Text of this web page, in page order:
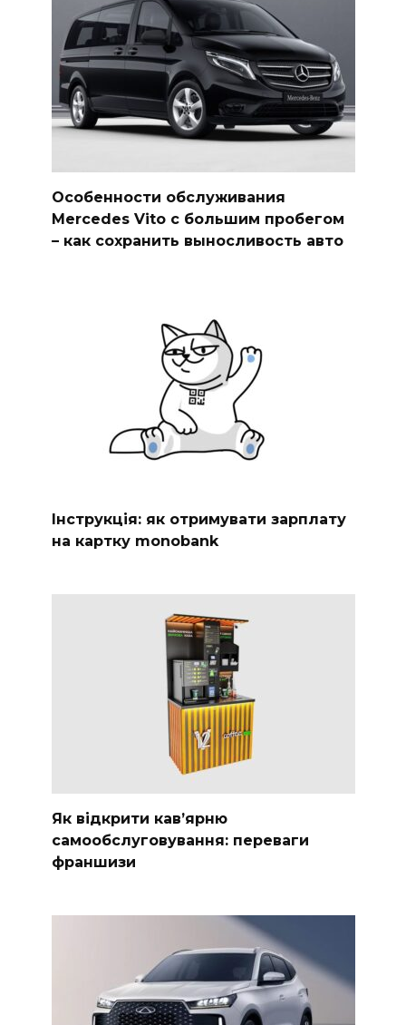
Особенности обслуживания
Mercedes Vito с большим пробегом
– как сохранить выносливость авто
Інструкція: як отримувати зарплату
на картку monobank
Як відкрити кав’ярню
самообслуговування: переваги
франшизи